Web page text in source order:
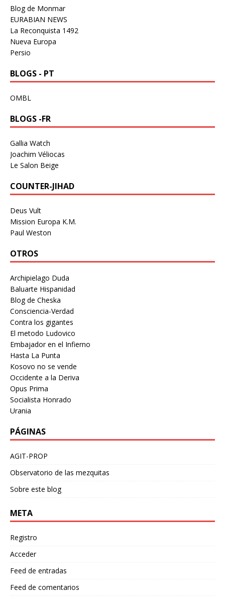
Blog de Monmar
EURABIAN NEWS
La Reconquista 1492
Nueva Europa
Persio
BLOGS - PT
OMBL
BLOGS -FR
Gallia Watch
Joachim Véliocas
Le Salon Beige
COUNTER-JIHAD
Deus Vult
Mission Europa K.M.
Paul Weston
OTROS
Archipielago Duda
Baluarte Hispanidad
Blog de Cheska
Consciencia-Verdad
Contra los gigantes
El metodo Ludovico
Embajador en el Infierno
Hasta La Punta
Kosovo no se vende
Occidente a la Deriva
Opus Prima
Socialista Honrado
Urania
PÁGINAS
AGIT-PROP
Observatorio de las mezquitas
Sobre este blog
META
Registro
Acceder
Feed de entradas
Feed de comentarios